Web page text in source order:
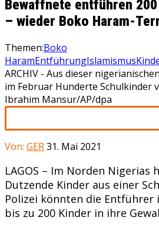
Bewaffnete entführen
– wieder Boko Haram-
Themen:Boko
HaramEntführungIslamismus
ARCHIV - Aus dieser
im Februar Hunderte Schulkinder
Ibrahim Mansur/AP/dpa
Von: GER31. Mai 2021
LAGOS – Im Norden Nigerias
Dutzende Kinder aus einer
Polizei könnten die Entführer
bis zu 200 Kinder in ihre